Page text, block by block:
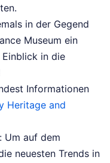
in der Gegend
Museum ein
in die
Informationen
Heritage and
Um auf dem
neuesten Trends in